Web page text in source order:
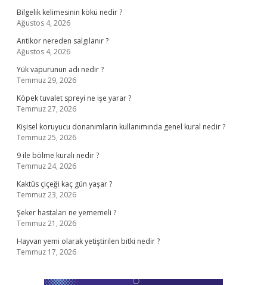
Bilgelik kelimesinin kökü nedir ?
Ağustos 4, 2026
Antikor nereden salgılanır ?
Ağustos 4, 2026
Yük vapurunun adı nedir ?
Temmuz 29, 2026
Köpek tuvalet spreyi ne işe yarar ?
Temmuz 27, 2026
Kişisel koruyucu donanımların kullanımında genel kural nedir ?
Temmuz 25, 2026
9 ile bölme kuralı nedir ?
Temmuz 24, 2026
Kaktüs çiçeği kaç gün yaşar ?
Temmuz 23, 2026
Şeker hastaları ne yememeli ?
Temmuz 21, 2026
Hayvan yemi olarak yetiştirilen bitki nedir ?
Temmuz 17, 2026